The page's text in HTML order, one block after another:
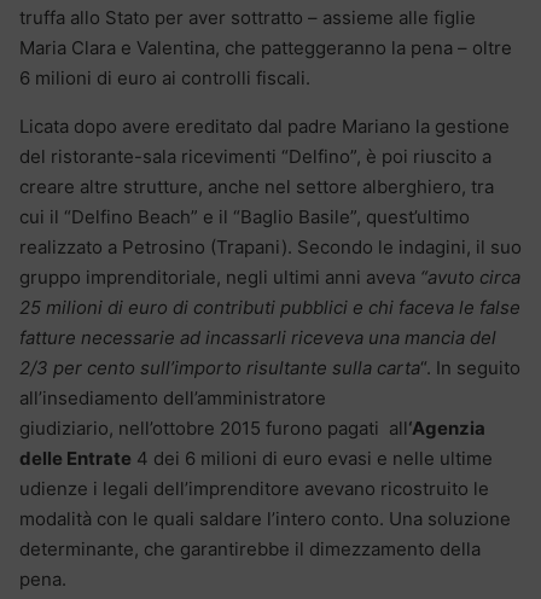
truffa allo Stato per aver sottratto – assieme alle figlie
Maria Clara e Valentina, che patteggeranno la pena – oltre
6 milioni di euro ai controlli fiscali.
Licata dopo avere ereditato dal padre Mariano la gestione
del ristorante-sala ricevimenti “Delfino”, è poi riuscito a
creare altre strutture, anche nel settore alberghiero, tra
cui il “Delfino Beach” e il “Baglio Basile”, quest’ultimo
realizzato a Petrosino (Trapani). Secondo le indagini, il suo
gruppo imprenditoriale, negli ultimi anni aveva “avuto circa
25 milioni di euro di contributi pubblici e chi faceva le false
fatture necessarie ad incassarli riceveva una mancia del
2/3 per cento sull’importo risultante sulla carta“. In seguito
all’insediamento dell’amministratore
giudiziario, nell’ottobre 2015 furono pagati all‘Agenzia
delle Entrate 4 dei 6 milioni di euro evasi e nelle ultime
udienze i legali dell’imprenditore avevano ricostruito le
modalità con le quali saldare l’intero conto. Una soluzione
determinante, che garantirebbe il dimezzamento della
pena.